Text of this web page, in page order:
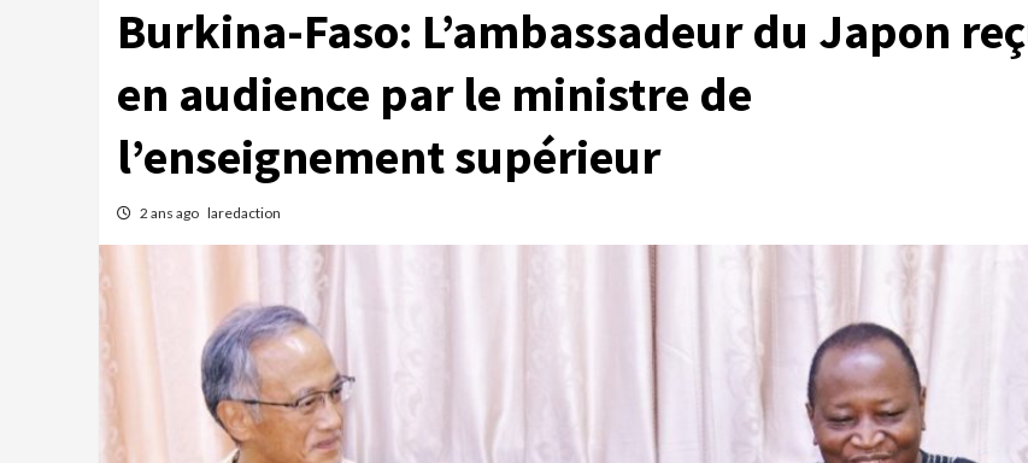
Burkina-Faso: L’ambassadeur du Japon
en audience par le ministre de
l’enseignement supérieur
2 ans ago laredaction